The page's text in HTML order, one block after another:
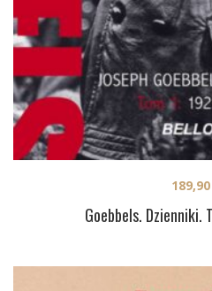
Goebbels. Dzienniki.
189,90